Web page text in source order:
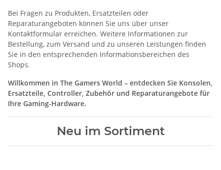
Bei Fragen zu Produkten, Ersatzteilen oder
Reparaturangeboten können Sie uns über unser
Kontaktformular erreichen. Weitere Informationen zur
Bestellung, zum Versand und zu unseren Leistungen finden
Sie in den entsprechenden Informationsbereichen des
Shops.
Willkommen in The Gamers World – entdecken Sie Konsolen,
Ersatzteile, Controller, Zubehör und Reparaturangebote für
Ihre Gaming-Hardware.
Neu im Sortiment